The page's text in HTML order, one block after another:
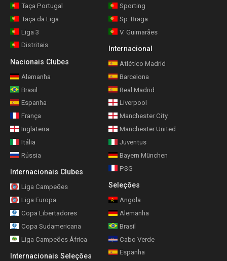
Taça Portugal
Taça da Liga
Liga 3
Distritais
Nacionais Clubes
Alemanha
Brasil
Espanha
França
Inglaterra
Itália
Rússia
Internacionais Clubes
Liga Campeões
Liga Europa
Copa Libertadores
Copa Sudamericana
Liga Campeões África
Internacionais Seleções
Sporting
Sp. Braga
V. Guimarães
Internacional
Atlético Madrid
Barcelona
Real Madrid
Liverpool
Manchester City
Manchester United
Juventus
Bayern München
PSG
Seleções
Angola
Alemanha
Brasil
Cabo Verde
Espanha